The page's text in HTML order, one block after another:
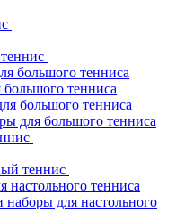
большого тенниса
тенниса
большого тенниса
для большого тенниса
теннис
настольного тенниса
наборы для настольного